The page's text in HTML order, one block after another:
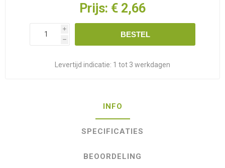
Prijs: € 2,66
i
h
BESTEL
Levertijd indicatie: 1 tot 3 werkdagen
INFO
SPECIFICATIES
BEOORDELING